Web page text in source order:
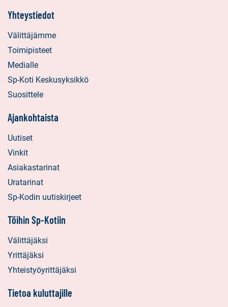
Yhteystiedot
Välittäjämme
Toimipisteet
Medialle
Sp-Koti Keskusyksikkö
Suosittele
Ajankohtaista
Uutiset
Vinkit
Asiakastarinat
Uratarinat
Sp-Kodin uutiskirjeet
Töihin Sp-Kotiin
Välittäjäksi
Yrittäjäksi
Yhteistyöyrittäjäksi
Tietoa kuluttajille